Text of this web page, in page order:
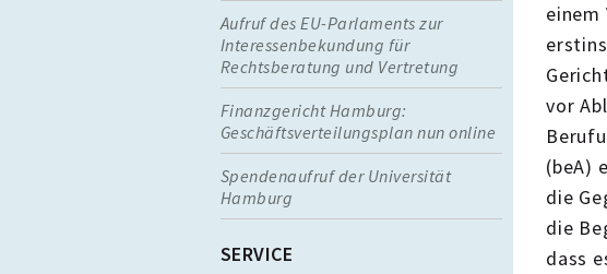
Aufruf des EU-Parlaments zur
Interessenbekundung für
Rechtsberatung und Vertretung
Finanzgericht Hamburg:
Geschäftsverteilungsplan nun online
Spendenaufruf der Universität
Hamburg
SERVICE
einem
vor
(beA)
die
die
dass